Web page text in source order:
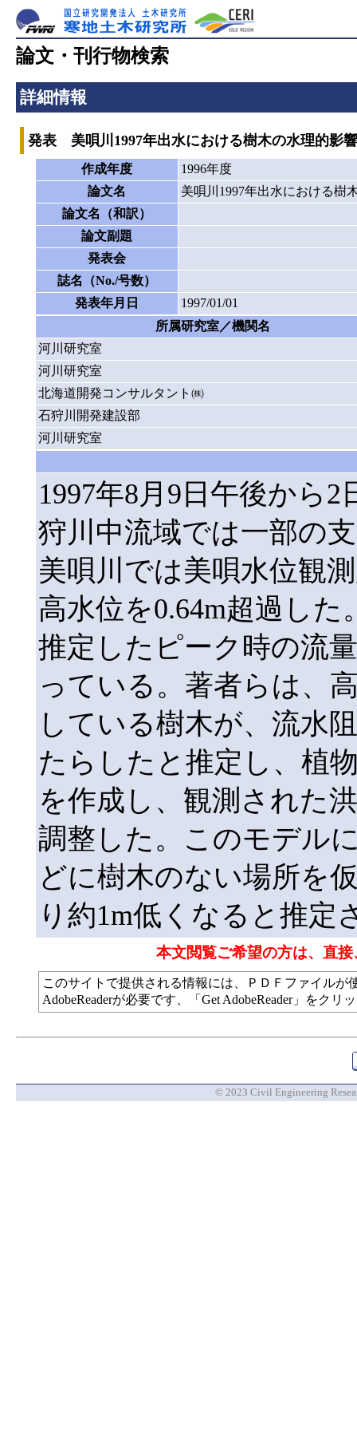
論文・刊行物検索
詳細情報
発表 美唄川1997年出水における樹木の水理的影響
作成年度
1996年度
論文名
美唄川1997年出水における樹
論文名（和訳）
論文副題
発表会
誌名（No./号数）
発表年月日
1997/01/01
所属研究室／機関名
河川研究室
河川研究室
北海道開発コンサルタント㈱
石狩川開発建設部
河川研究室
1997年8月9日午後から
狩川中流域では一部の
美唄川では美唄水位観
高水位を0.64m超過し
推定したピーク時の流
っている。著者らは、
している樹木が、流水
たらしたと推定し、植
を作成し、観測された
調整した。このモデル
どに樹木のない場所を
り約1m低くなると推定
本文閲覧ご希望の方は、直
このサイトで提供される情報には、ＰＤＦファイル
AdobeReaderが必要です、「Get AdobeReader」をク
© 2023 Civil Engineering